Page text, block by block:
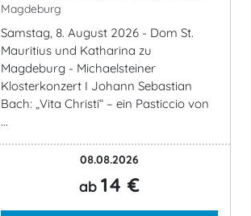
Magdeburg
Samstag, 8. August 2026 - Dom St.
Mauritius und Katharina zu
Magdeburg - Michaelsteiner
Klosterkonzert I Johann Sebastian
Bach: „Vita Christi“ – ein Pasticcio von
...
08.08.2026
ab 14 €